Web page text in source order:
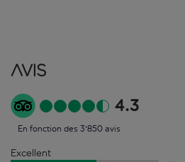
Avis
4.3
En fonction des 3'850 avis
Excellent